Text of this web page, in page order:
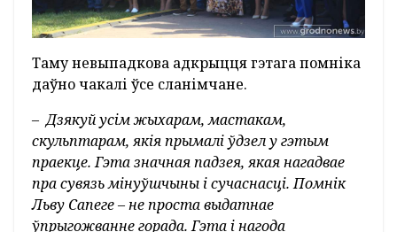
Таму невыпадкова адкрыцця гэтага помніка
даўно чакалі ўсе сланімчане.
– Дзякуй усім жыхарам, мастакам,
скульптарам, якія прымалі ўдзел у гэтым
праекце. Гэта значная падзея, якая нагадвае
пра сувязь мінуўшчыны і сучаснасці. Помнік
Льву Сапеге – не проста выдатнае
ўпрыгожванне горада. Гэта і нагода